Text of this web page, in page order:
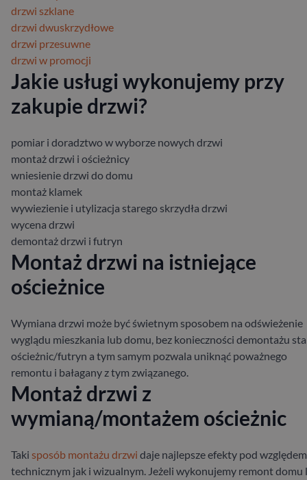
drzwi szklane
drzwi dwuskrzydłowe
drzwi przesuwne
drzwi w promocji
Jakie usługi wykonujemy przy
zakupie drzwi?
pomiar i doradztwo w wyborze nowych drzwi
montaż drzwi i ościeżnicy
wniesienie drzwi do domu
montaż klamek
wywiezienie i utylizacja starego skrzydła drzwi
wycena drzwi
demontaż drzwi i futryn
Montaż drzwi na istniejące
ościeżnice
Wymiana drzwi może być świetnym sposobem na odświeżenie
wyglądu mieszkania lub domu, bez konieczności demontażu
ościeżnic/futryn a tym samym pozwala uniknąć poważnego
remontu i bałagany z tym związanego.
Montaż drzwi z
wymianą/montażem ościeżnic
Taki sposób montażu drzwi daje najlepsze efekty pod względem
technicznym jak i wizualnym. Jeżeli wykonujemy remont domu